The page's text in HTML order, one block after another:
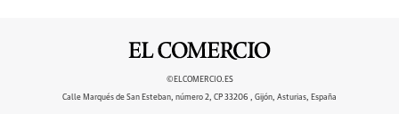
©ELCOMERCIO.ES
Calle Marqués de San Esteban, número 2, CP 33206 , Gijón, Asturias, España